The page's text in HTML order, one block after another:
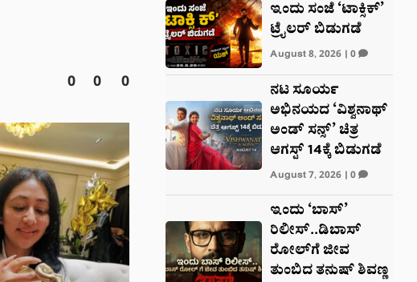
0 0 0
ಇಂದು ಸಂಜೆ ‘ಟಾಕ್ಸಿಕ್’
ಟ್ರೈಲರ್ ಬಿಡುಗಡೆ
August 8, 2026| 0
ನಟ ಸೂರ್ಯ
ಅಭಿನಯದ ‘ವಿಶ್ವನಾಥ್
ಅಂಡ್ ಸನ್ಸ್’ ಚಿತ್ರ
ಆಗಸ್ಟ್ 14ಕ್ಕೆ ಬಿಡುಗಡೆ
August 7, 2026| 0
ಇಂದು ‘ಬಾಸ್’
ರಿಲೀಸ್..ಡಿಬಾಸ್
ರೋಲ್‌ಗೆ ಜೀವ
ತುಂಬಿದ ತನುಷ್ ಶಿವಣ್ಣ